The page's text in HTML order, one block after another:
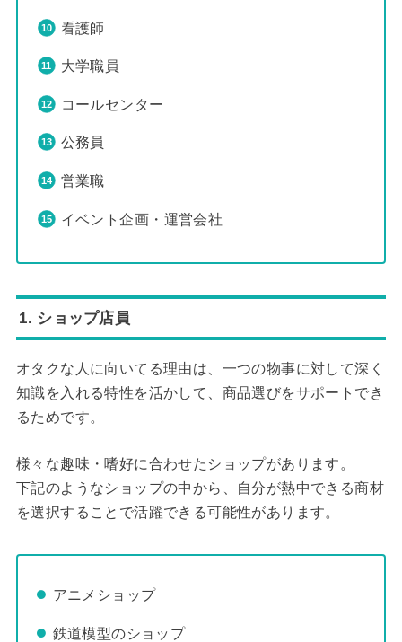
看護師
大学職員
コールセンター
公務員
営業職
イベント企画・運営会社
1. ショップ店員
オタクな人に向いてる理由は、一つの物事に対して深く
知識を入れる特性を活かして、商品選びをサポートでき
るためです。
様々な趣味・嗜好に合わせたショップがあります。
下記のようなショップの中から、自分が熱中できる商材
を選択することで活躍できる可能性があります。
アニメショップ
鉄道模型のショップ